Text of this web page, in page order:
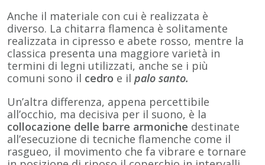
Anche il materiale con cui è realizzata è
diverso. La chitarra flamenca è solitamente
realizzata in cipresso e abete rosso, mentre la
classica presenta una maggiore varietà in
termini di legni utilizzati, anche se i più
comuni sono il cedro e il palo santo.
Un’altra differenza, appena percettibile
all’occhio, ma decisiva per il suono, è la
collocazione delle barre armoniche destinate
all’esecuzione di tecniche flamenche come il
rasgueo, il movimento che fa vibrare e tornare